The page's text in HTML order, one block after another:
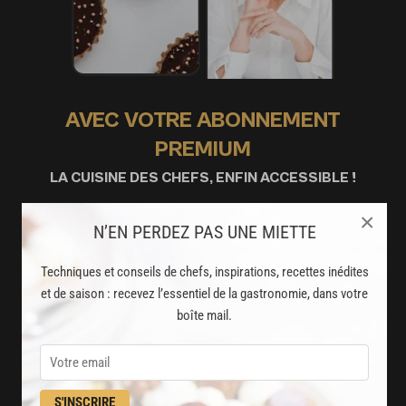
N’EN PERDEZ PAS UNE MIETTE
Techniques et conseils de chefs, inspirations, recettes inédites
et de saison : recevez l’essentiel de la gastronomie, dans votre
boîte mail.
S'INSCRIRE
×
AVEC VOTRE ABONNEMENT
PREMIUM
LA CUISINE DES CHEFS, ENFIN ACCESSIBLE !
8000
recettes exclusives
partagées par vos chefs préférés
2000vidéos de recettes
Des nouveautés
disponibles chaque semaine